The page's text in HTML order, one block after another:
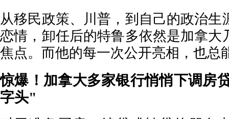
从移民政策、川普，到自己的政治生
恋情，卸任后的特鲁多依然是加拿大
焦点。而他的每一次公开亮相，也总
惊爆！加拿大多家银行悄悄下调房
字头"